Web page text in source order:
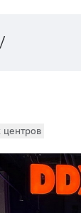
центров